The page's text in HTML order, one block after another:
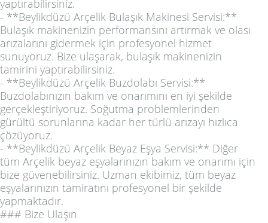
yaptırabilirsiniz.
- **Beylikdüzü Arçelik Bulaşık Makinesi Servisi:**
Bulaşık makinenizin performansını artırmak ve olası
arızalarını gidermek için profesyonel hizmet
sunuyoruz. Bize ulaşarak, bulaşık makinenizin
tamirini yaptırabilirsiniz.
- **Beylikdüzü Arçelik Buzdolabı Servisi:**
Buzdolabınızın bakım ve onarımını en iyi şekilde
gerçekleştiriyoruz. Soğutma problemlerinden
gürültü sorunlarına kadar her türlü arızayı hızlıca
çözüyoruz.
- **Beylikdüzü Arçelik Beyaz Eşya Servisi:** Diğer
tüm Arçelik beyaz eşyalarınızın bakım ve onarımı için
bize güvenebilirsiniz. Uzman ekibimiz, tüm beyaz
eşyalarınızın tamiratını profesyonel bir şekilde
yapmaktadır.
### Bize Ulaşın